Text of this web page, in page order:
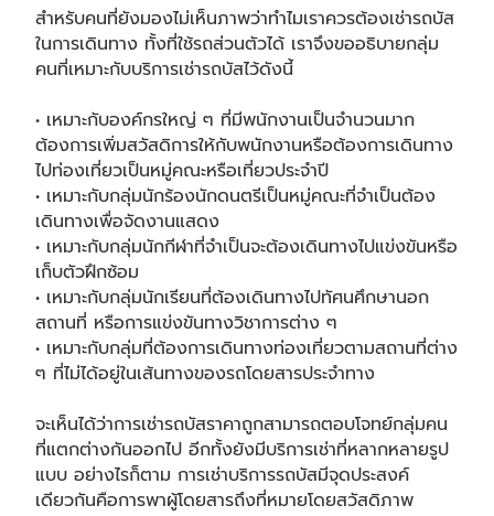
สำหรับคนที่ยังมองไม่เห็นภาพว่าทำไมเราควรต้องเช่ารถบัส
ในการเดินทาง ทั้งที่ใช้รถส่วนตัวได้ เราจึงขออธิบายกลุ่ม
คนที่เหมาะกับบริการเช่ารถบัสไว้ดังนี้
• เหมาะกับองค์กรใหญ่ ๆ ที่มีพนักงานเป็นจำนวนมาก
ต้องการเพิ่มสวัสดิการให้กับพนักงานหรือต้องการเดินทาง
ไปท่องเที่ยวเป็นหมู่คณะหรือเที่ยวประจำปี
• เหมาะกับกลุ่มนักร้องนักดนตรีเป็นหมู่คณะที่จำเป็นต้อง
เดินทางเพื่อจัดงานแสดง
• เหมาะกับกลุ่มนักกีฬาที่จำเป็นจะต้องเดินทางไปแข่งขันหรือ
เก็บตัวฝึกซ้อม
• เหมาะกับกลุ่มนักเรียนที่ต้องเดินทางไปทัศนศึกษานอก
สถานที่ หรือการแข่งขันทางวิชาการต่าง ๆ
• เหมาะกับกลุ่มที่ต้องการเดินทางท่องเที่ยวตามสถานที่ต่าง
ๆ ที่ไม่ได้อยู่ในเส้นทางของรถโดยสารประจำทาง
จะเห็นได้ว่าการเช่ารถบัสราคาถูกสามารถตอบโจทย์กลุ่มคน
ที่แตกต่างกันออกไป อีกทั้งยังมีบริการเช่าที่หลากหลายรูป
แบบ อย่างไรก็ตาม การเช่าบริการรถบัสมีจุดประสงค์
เดียวกันคือการพาผู้โดยสารถึงที่หมายโดยสวัสดิภาพ